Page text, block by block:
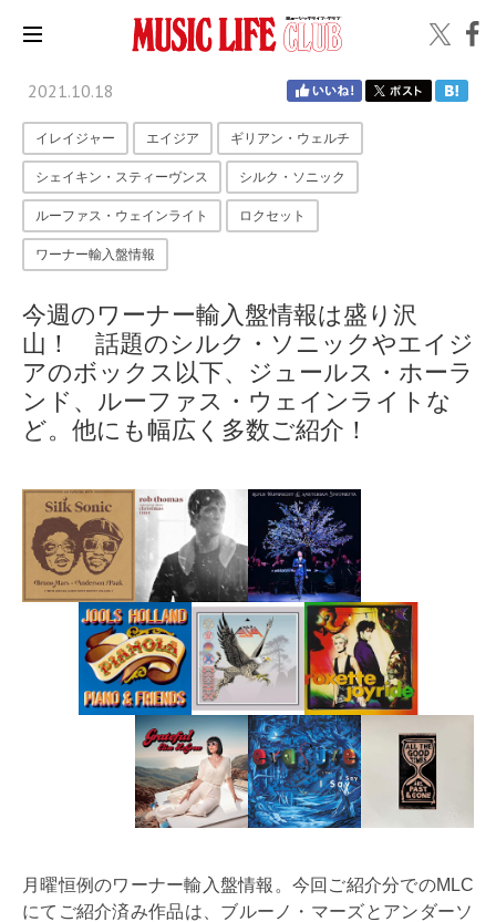
2021.10.18
イレイジャー エイジア ギリアン・ウェルチ
シェイキン・スティーヴンス シルク・ソニック
ルーファス・ウェインライト ロクセット
ワーナー輸入盤情報
今週のワーナー輸入盤情報は盛り沢
山！ 話題のシルク・ソニックやエイジ
アのボックス以下、ジュールス・ホーラ
ンド、ルーファス・ウェインライトな
ど。他にも幅広く多数ご紹介！
月曜恒例のワーナー輸入盤情報。今回ご紹介分でのMLC
にてご紹介済み作品は、ブルーノ・マーズとアンダーソ